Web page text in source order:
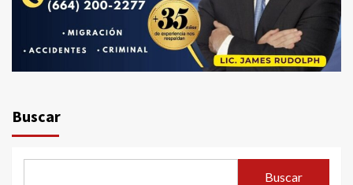
Buscar
Buscar